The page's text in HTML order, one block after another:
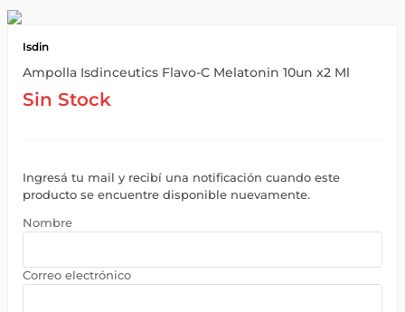
Isdin
Ampolla Isdinceutics Flavo-C Melatonin 10un x2 Ml
Sin Stock
Ingresá tu mail y recibí una notificación cuando este
producto se encuentre disponible nuevamente.